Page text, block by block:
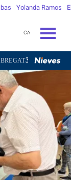
Yolanda Ramos
CA
30,8°SANT CARLES